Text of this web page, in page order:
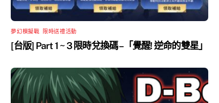
夢幻模擬戰 限時送禮活動
[台版] Part 1 ~ 3 限時兌換碼 –「覺醒! 逆命的雙星」